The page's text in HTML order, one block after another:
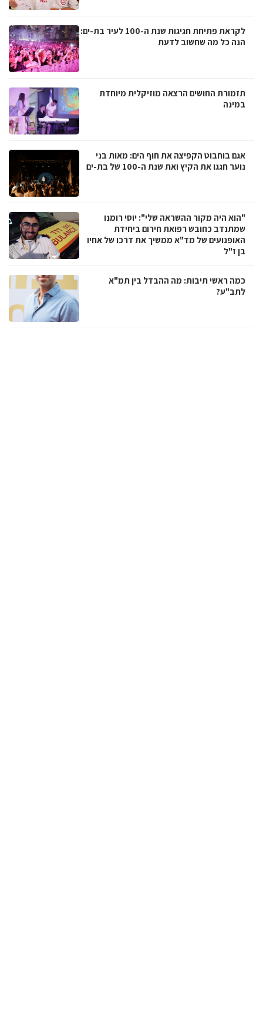
לקראת פתיחת חגיגות שנת ה-100 לעיר בת-ים:
הנה כל מה שחשוב לדעת
תזמורת החושים הרצאה מוזיקלית מיוחדת
במינה
אגם בוחבוט הקפיצה את חוף הים: מאות בני
נוער חגגו את הקיץ ואת שנת ה-100 של בת-ים
"הוא היה מקור ההשראה שלי": יוסי רומנו
שמתנדב כחובש רפואת חירום ביחידת
האופנועים של מד"א ממשיך את דרכו של אחיו
בן ז"ל
כמה ראשי תיבות: מה ההבדל בין תמ"א
לתב"ע?